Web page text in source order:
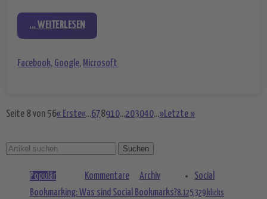
... WEITERLESEN
Facebook, Google, Microsoft
Seite 8 von 56« Erste«...678910...203040...»Letzte »
Populär Kommentare Archiv
Social
Bookmarking: Was sind Social Bookmarks?8.125.329 klicks